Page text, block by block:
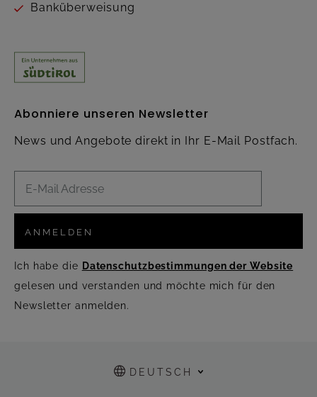
Banküberweisung
Abonniere unseren Newsletter
News und Angebote direkt in Ihr E-Mail Postfach.
ANMELDEN
Ich habe die Datenschutzbestimmungen der Website
gelesen und verstanden und möchte mich für den
Newsletter anmelden.
DEUTSCH